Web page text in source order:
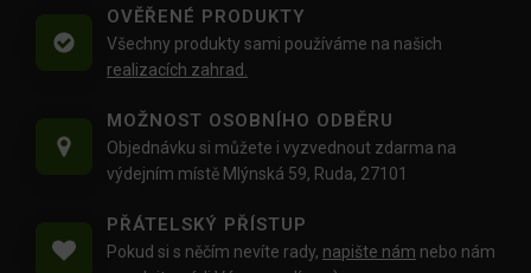
OVĚŘENÉ PRODUKTY
Všechny produkty sami používáme na našich
realizacích zahrad.
MOŽNOST OSOBNÍHO ODBĚRU
Objednávku si můžete i vyzvednout zdarma na
výdejním místě Mlýnská 59, Ruda, 27101
PŘÁTELSKÝ PŘÍSTUP
Pokud si s něčím nevíte rady, napište nám nebo nám